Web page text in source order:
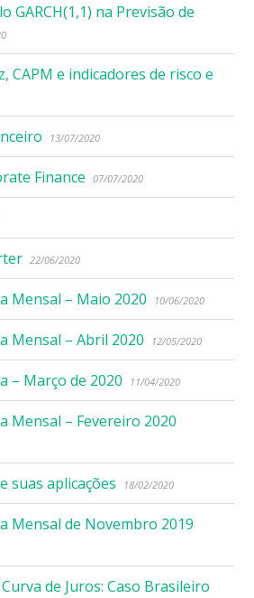
GARCH(1,1) na Previsão de
CAPM e indicadores de risco e
13/07/2020
Finance 07/07/2020
22/06/2020
Mensal – Maio 2020 10/06/2020
Mensal – Abril 2020 12/05/2020
– Março de 2020 11/04/2020
Mensal – Fevereiro 2020
suas aplicações 18/02/2020
Mensal de Novembro 2019
de Juros: Caso Brasileiro